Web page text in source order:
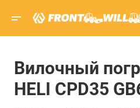
Вилочный
HELI CPD35